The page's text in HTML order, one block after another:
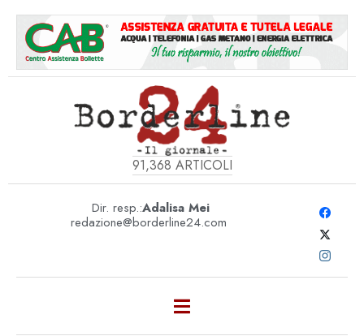
91,368 ARTICOLI
Dir. resp.:Adalisa Mei
redazione@borderline24.com